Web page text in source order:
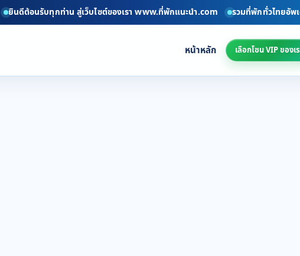
ยินดีต้อนรับทุกท่าน สู่เว็บไซต์ของเรา www.ที่พักแนะนำ.com รวมที่พักทั่วไทยอัพเด
หน้าหลัก เลือกโซน VIP ของเ